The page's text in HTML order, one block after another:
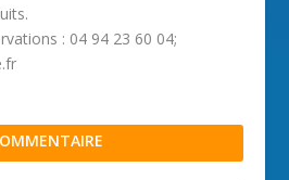
: 04 94 23 60 04;